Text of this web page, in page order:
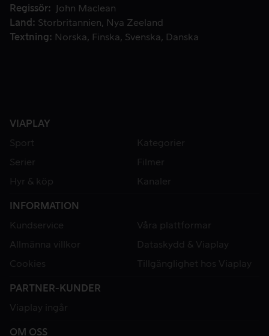
Regissör
John Maclean
Land
Storbritannien
Nya Zeeland
Textning
Norska Finska Svenska Danska
VIAPLAY
Sport
Kategorier
Serier
Filmer
Hyr & köp
Kanaler
INFORMATION
Kundservice
Våra plattformar
Allmänna villkor
Dataskydd & Viaplay
Cookies
Tillgänglighet hos Viaplay
PARTNER-KUNDER
Viaplay ingår
OM OSS